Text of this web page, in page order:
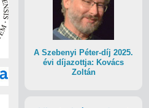
A Szebenyi Péter-díj 2025.
évi díjazottja: Kovács
Zoltán